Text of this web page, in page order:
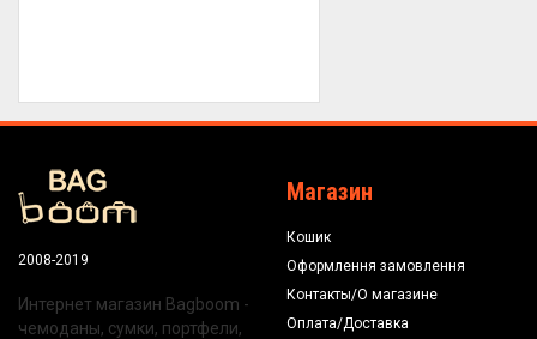
2008-2019
Интернет магазин Bagboom -
чемоданы, сумки, портфели,
Магазин
Кошик
Оформлення замовлення
Контакты/О магазине
Оплата/Доставка